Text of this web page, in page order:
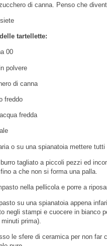
di canna. Penso che
tartellette:
00
polvere
di canna
freddo
fredda
o su una spianatoia mettere
tagliato a piccoli pezzi ed
a che non si forma una palla.
nella pellicola e porre a
su una spianatoia appena
negli stampi e cuocere in bianco
prima).
le sfere di ceramica per non far